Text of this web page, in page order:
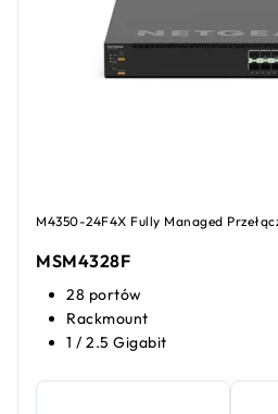
M4350-24F4X Fully Managed
MSM4328F
28 portów
Rackmount
1 / 2.5 Gigabit